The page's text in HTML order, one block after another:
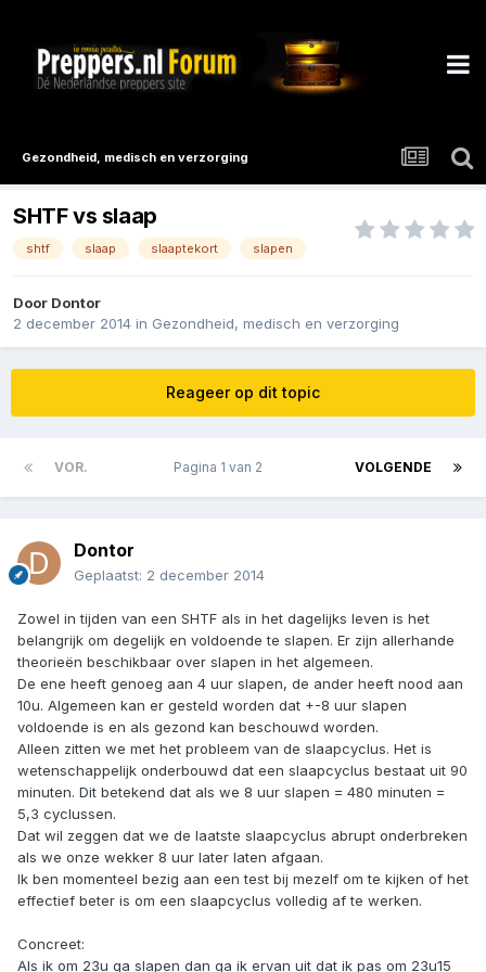
Gezondheid, medisch en verzorging
SHTF vs slaap
shtf slaap slaaptekort slapen
Door Dontor
2 december 2014 in Gezondheid, medisch en verzorging
Reageer op dit topic
VOR. VOLGENDE
Pagina 1 van 2
Dontor
Geplaatst: 2 december 2014
Zowel in tijden van een SHTF als in het dagelijks leven is het
belangrijk om degelijk en voldoende te slapen. Er zijn allerhande
theorieën beschikbaar over slapen in het algemeen.
De ene heeft genoeg aan 4 uur slapen, de ander heeft nood aan
10u. Algemeen kan er gesteld worden dat +-8 uur slapen
voldoende is en als gezond kan beschouwd worden.
Alleen zitten we met het probleem van de slaapcyclus. Het is
wetenschappelijk onderbouwd dat een slaapcyclus bestaat uit 90
minuten. Dit betekend dat als we 8 uur slapen = 480 minuten =
5,3 cyclussen.
Dat wil zeggen dat we de laatste slaapcyclus abrupt onderbreken
als we onze wekker 8 uur later laten afgaan.
Ik ben momenteel bezig aan een test bij mezelf om te kijken of het
effectief beter is om een slaapcyclus volledig af te werken.
Concreet:
Als ik om 23u ga slapen dan ga ik ervan uit dat ik pas om 23u15